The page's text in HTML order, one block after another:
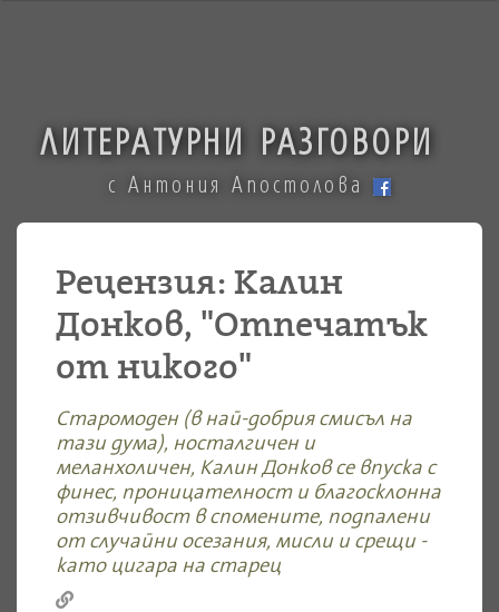
ЛИТЕРАТУРНИ РАЗГОВОРИ
с Антония Апостолова
Рецензия: Калин
Донков, "Отпечатък
от никого"
Старомоден (в най-добрия смисъл на
тази дума), носталгичен и
меланхоличен, Калин Донков се впуска с
финес, проницателност и благосклонна
отзивчивост в спомените, подпалени
от случайни осезания, мисли и срещи -
като цигара на старец